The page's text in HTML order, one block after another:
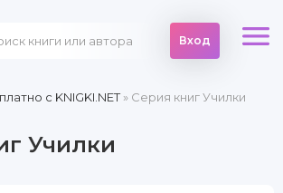
Вход
c KNIGKI.NET» Серия книг Училки
Училки